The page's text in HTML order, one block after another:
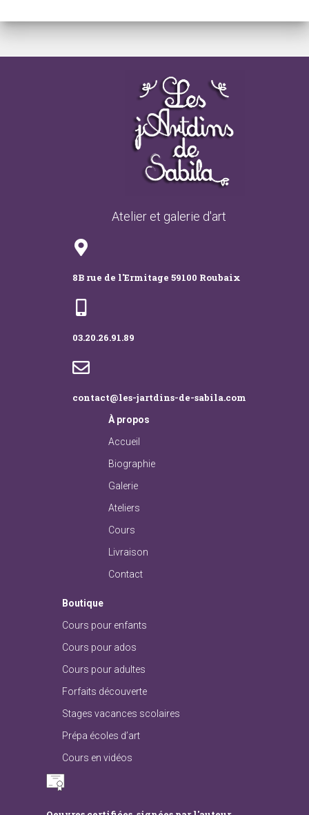
Atelier et galerie d'art
8B rue de l'Ermitage 59100 Roubaix
03.20.26.91.89
contact@les-jartdins-de-sabila.com
À propos
Accueil
Biographie
Galerie
Ateliers
Cours
Livraison
Contact
Boutique
Cours pour enfants
Cours pour ados
Cours pour adultes
Forfaits découverte
Stages vacances scolaires
Prépa écoles d’art
Cours en vidéos